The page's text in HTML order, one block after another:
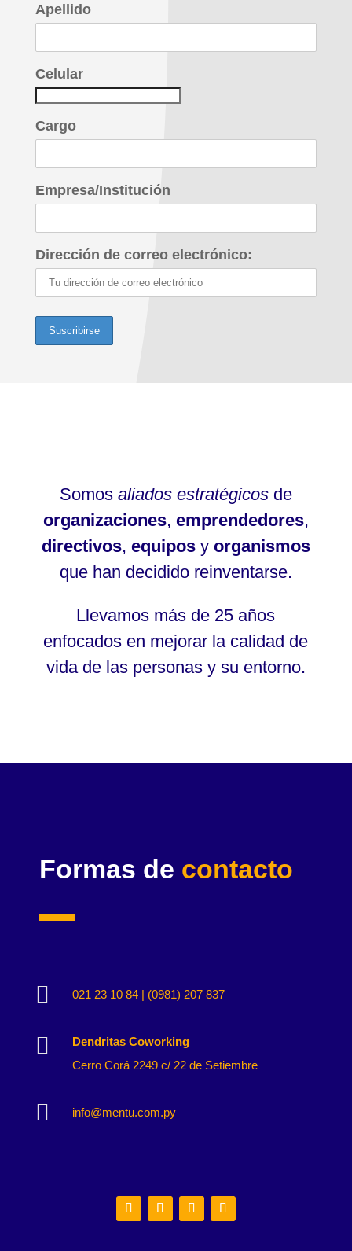
Apellido
Celular
Cargo
Empresa/Institución
Dirección de correo electrónico:
Somos aliados estratégicosde
organizaciones, emprendedores,
directivos, equiposy organismos
que han decidido reinventarse.
Llevamos más de 25 años
enfocados en mejorar la calidad de
vida de las personas y su entorno.
Formas de contacto
 021 23 10 84 | (0981) 207 837

Dendritas Coworking
Cerro Corá 2249 c/ 22 de Setiembre
 info@mentu.com.py